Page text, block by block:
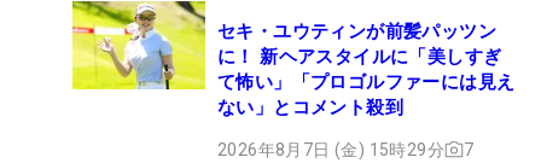
セキ・ユウティンが前髪パッツン
に！ 新ヘアスタイルに「美しすぎ
て怖い」「プロゴルファーには見え
ない」とコメント殺到
2026年8月7日 (金) 15時29分 7